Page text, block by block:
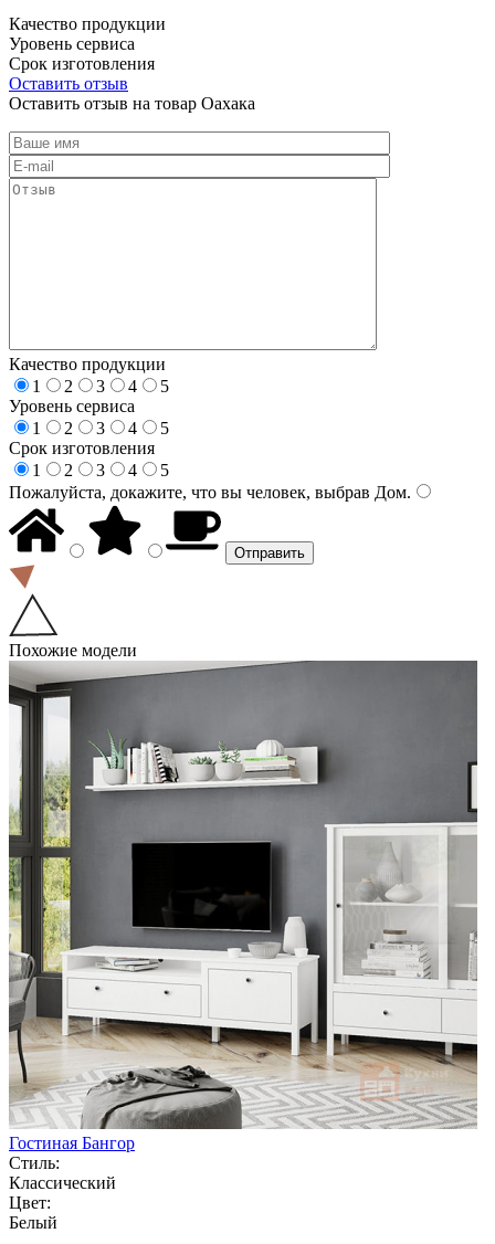
Качество продукции
Уровень сервиса
Срок изготовления
Оставить отзыв
Оставить отзыв на товар Оахака
Качество продукции
1
2 3 4
5
Уровень сервиса
1
2 3 4
5
Срок изготовления
1
2 3 4
5
Пожалуйста, докажите, что вы человек, выбрав Дом.
Похожие модели
Гостиная Бангор
Стиль:
Классический
Цвет:
Белый